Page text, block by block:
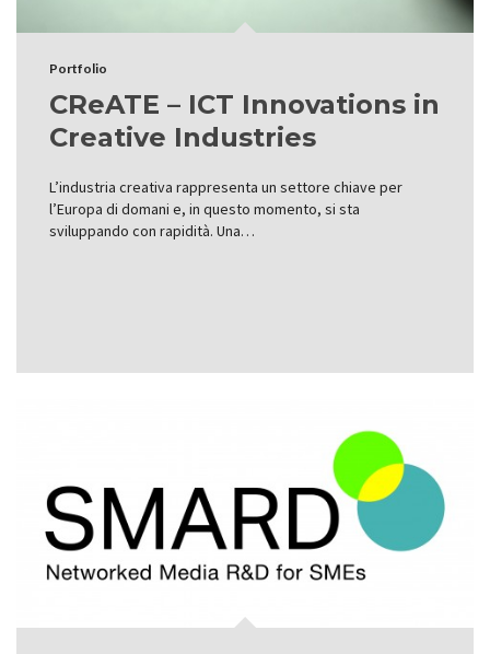
Portfolio
CReATE – ICT Innovations in
Creative Industries
L’industria creativa rappresenta un settore chiave per
l’Europa di domani e, in questo momento, si sta
sviluppando con rapidità. Una…